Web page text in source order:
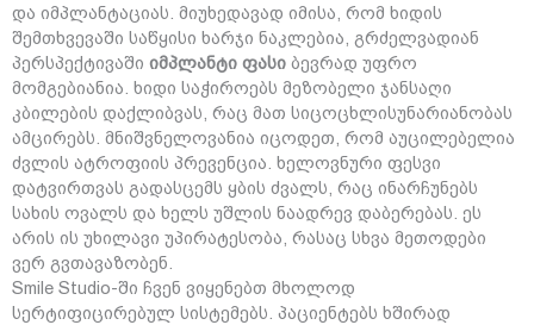
და იმპლანტაციას. მიუხედავად იმისა, რომ ხიდის
შემთხვევაში საწყისი ხარჯი ნაკლებია, გრძელვადიან
პერსპექტივაში იმპლანტი ფასი ბევრად უფრო
მომგებიანია. ხიდი საჭიროებს მეზობელი ჯანსაღი
კბილების დაქლიბვას, რაც მათ სიცოცხლისუნარიანობას
ამცირებს. მნიშვნელოვანია იცოდეთ, რომ აუცილებელია
ძვლის ატროფიის პრევენცია. ხელოვნური ფესვი
დატვირთვას გადასცემს ყბის ძვალს, რაც ინარჩუნებს
სახის ოვალს და ხელს უშლის ნაადრევ დაბერებას. ეს
არის ის უხილავი უპირატესობა, რასაც სხვა მეთოდები
ვერ გვთავაზობენ.
Smile Studio-ში ჩვენ ვიყენებთ მხოლოდ
სერტიფიცირებულ სისტემებს. პაციენტებს ხშირად